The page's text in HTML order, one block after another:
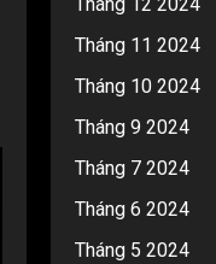
Tháng 11 2024
Tháng 10 2024
Tháng 9 2024
Tháng 7 2024
Tháng 6 2024
Tháng 5 2024